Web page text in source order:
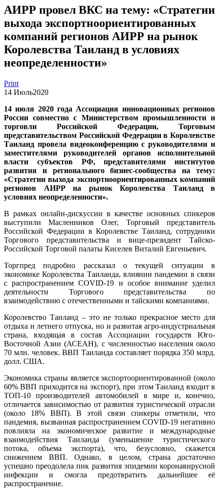
АИРР провел ВКС на тему: «Стратегии
выхода экспортноориентированных
компаний регионов АИРР на рынок
Королевства Таиланд в условиях
неопределенности»
Print
14 Июль2020
14 июля 2020 года Ассоциация инновационных регионов
России совместно с Министерством промышленности и
торговли Российской Федерации, Торговым
представительством Российской Федерации в Королевстве
Таиланд провела видеоконференцию с руководителями и
заместителями руководителей органов исполнительной
власти субъектов РФ, представителями институтов
развития и регионального бизнес-сообщества на тему:
«Стратегии выхода экспортноориентированных компаний
регионов АИРР на рынок Королевства Таиланд в
условиях неопределенности».
В рамках онлайн-дискуссии в качестве основных спикеров
выступили Масленников Олег, Торговый представитель
Российской Федерации в Королевстве Таиланд, сотрудники
Торгового представительства и вице-президент Тайско-
Российской Торговой палаты Киселев Виталий Евгеньевич.
Торгпред подробно рассказал о текущей ситуации в
экономике Королевства Таиланда, влиянии пандемии в связи
с распространением COVID-19 и особое внимание уделил
деятельности Торгового представительства по
взаимодействию с отечественными и тайскими компаниями.
Королевство Таиланд – это не только прекрасное место для
отдыха и летнего отпуска, но и развитая агро-индустриальная
страна, входящая в состав Ассоциации государств Юго-
Восточной Азии (АСЕАН), с численностью населения около
70 млн. человек. ВВП Таиланда составляет порядка 350 млрд.
долл. США.
Экономика страны является экспортоориентированной (около
60% ВВП приходится на экспорт), при этом Таиланд входит в
ТОП-10 производителей автомобилей в мире и, конечно,
отличается зависимостью от развития туристической отрасли
(около 18% ВВП). В этой связи спикеры отметили, что
пандемия, вызванная распространением COVID-19 негативно
повлияла на экономическое развитие и международные
взаимодействия Таиланда (уменьшение туристического
потока, объема экспорта), что, безусловно, скажется
снижением ВВП. Однако, в целом, страна достаточно
успешно преодолела пик развития эпидемии коронавирусной
инфекции и смогла предотвратить дальнейшее её
распространение.